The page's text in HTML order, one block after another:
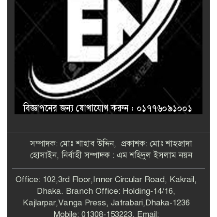
সম্পাদক: মোঃ শাহাব উদ্দিন, প্রকাশক: মোঃ শাহজাদা
হোসাইন, নির্বাহী সম্পাদক : এম শহিদুল ইসলাম নয়ন
Office: 102,3rd Floor,Inner Circular Road, Kakrail,
Dhaka. Branch Office: Holding-14/16,
Kajlarpar,Vanga Press, Jatrabari,Dhaka-1236
Mobile: 01308-153223, Email: